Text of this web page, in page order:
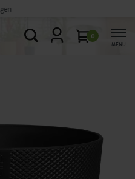
Rücksendungen sind
0
MENÜ